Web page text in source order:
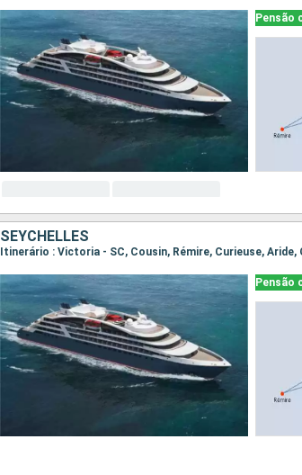
Pensão
SEYCHELLES
Itinerário : Victoria - SC, Cousin, Rémire, Curieuse,
Pensão